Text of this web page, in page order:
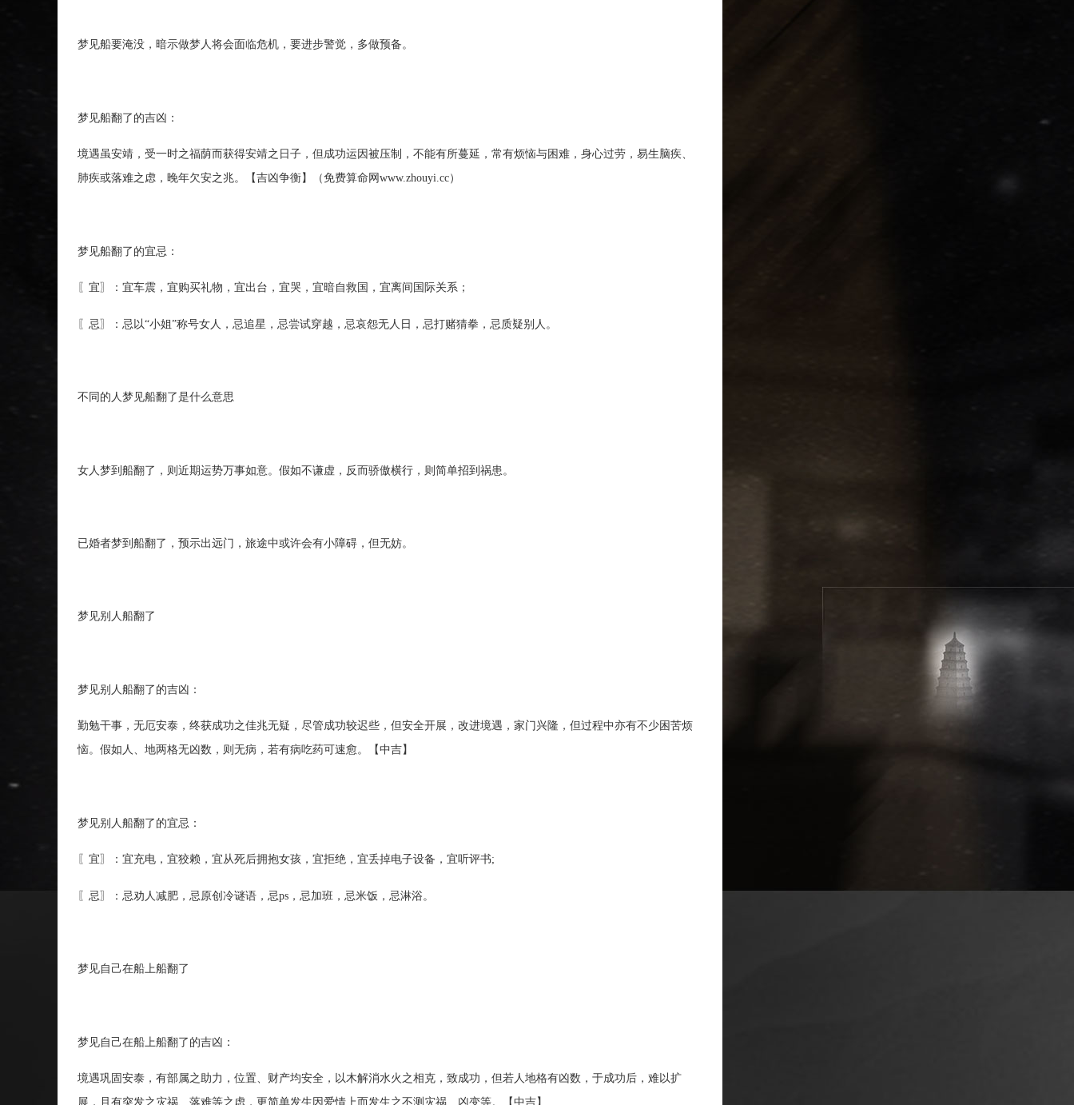
梦见船要淹没，暗示做梦人将会面临危机，要进步警觉，多做预备。
梦见船翻了的吉凶：
境遇虽安靖，受一时之福荫而获得安靖之日子，但成功运因被压制，不能有所蔓延，常有烦恼与困难，身心过劳，易生脑疾、
肺疾或落难之虑，晚年欠安之兆。【吉凶争衡】（免费算命网www.zhouyi.cc）
梦见船翻了的宜忌：
〖宜〗：宜车震，宜购买礼物，宜出台，宜哭，宜暗自救国，宜离间国际关系；
〖忌〗：忌以“小姐”称号女人，忌追星，忌尝试穿越，忌哀怨无人日，忌打赌猜拳，忌质疑别人。
不同的人梦见船翻了是什么意思
女人梦到船翻了，则近期运势万事如意。假如不谦虚，反而骄傲横行，则简单招到祸患。
已婚者梦到船翻了，预示出远门，旅途中或许会有小障碍，但无妨。
梦见别人船翻了
梦见别人船翻了的吉凶：
勤勉干事，无厄安泰，终获成功之佳兆无疑，尽管成功较迟些，但安全开展，改进境遇，家门兴隆，但过程中亦有不少困苦烦
恼。假如人、地两格无凶数，则无病，若有病吃药可速愈。【中吉】
梦见别人船翻了的宜忌：
〖宜〗：宜充电，宜狡赖，宜从死后拥抱女孩，宜拒绝，宜丢掉电子设备，宜听评书;
〖忌〗：忌劝人减肥，忌原创冷谜语，忌ps，忌加班，忌米饭，忌淋浴。
梦见自己在船上船翻了
梦见自己在船上船翻了的吉凶：
境遇巩固安泰，有部属之助力，位置、财产均安全，以木解消水火之相克，致成功，但若人地格有凶数，于成功后，难以扩
展，且有突发之灾祸、落难等之虑，更简单发生因爱情上而发生之不测灾祸、凶变等。【中吉】